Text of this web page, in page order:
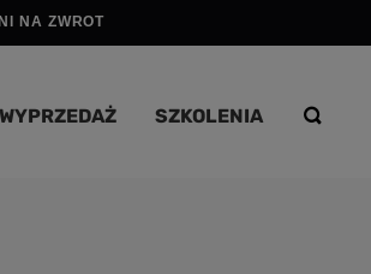
NA ZWROT
WYPRZEDAŻ SZKOLENIA